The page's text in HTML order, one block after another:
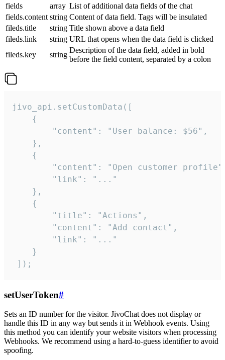
fields
array List of additional data fields of the chat
fields.content string Content of data field. Tags will be insulated
fileds.title
string Title shown above a data field
fileds.link
string URL that opens when the data field is clicked
fileds.key
string
Description of the data field, added in bold
before the field content, separated by a colon
jivo_api.setCustomData([
    {
        "content": "User balance: $56",
    },
    {
"content": "Open customer
        "link": "..."
    },
    {
        "title": "Actions",
        "content": "Add contact",
        "link": "..."
    }
]);
setUserToken#
Sets an ID number for the visitor. JivoChat does not display or
handle this ID in any way but sends it in Webhook events. Using
this method you can identify your website visitors when processing
Webhooks. We recommend using a hard-to-guess identifier to avoid
spoofing.